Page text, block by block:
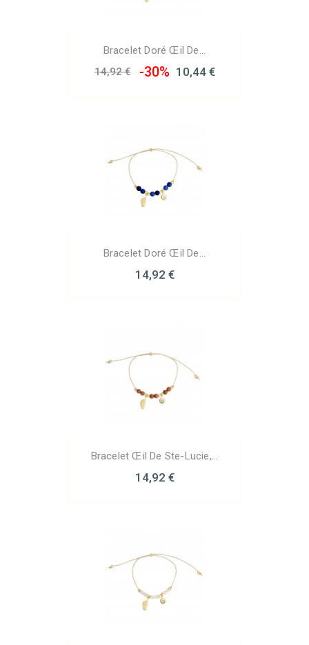
Bracelet Doré Œil De...
14,92 €
-30% 10,44 €
Bracelet Doré Œil De...
14,92 €
Bracelet Œil De Ste-Lucie,...
14,92 €